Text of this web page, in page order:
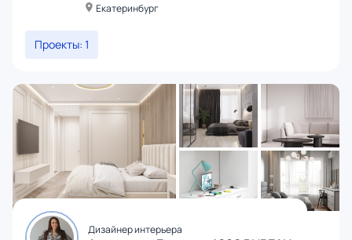
Екатеринбург
Проекты: 1
Дизайнер интерьера